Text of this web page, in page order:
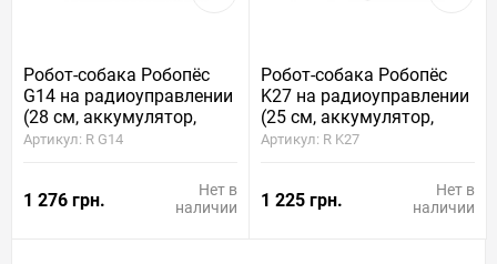
Робот-собака Робопёс
G14 на радиоуправлении
(28 см, аккумулятор,
свет, звук)
Артикул: R G14
1 276 грн.
Нет в
наличии
Робот-собака Робопёс
K27 на радиоуправлении
(25 см, аккумулятор,
свет, звук)
Артикул: R K27
1 225 грн.
Нет в
наличии